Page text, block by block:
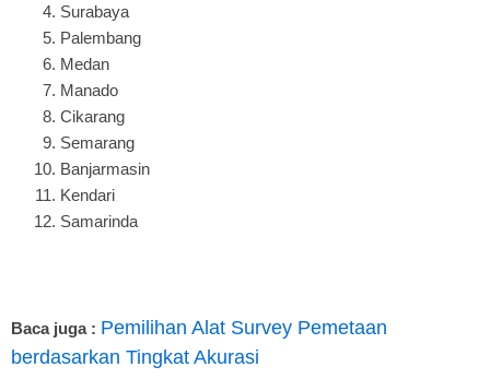
Surabaya
Palembang
Medan
Manado
Cikarang
Semarang
Banjarmasin
Kendari
Samarinda
Baca juga : Pemilihan Alat Survey Pemetaan
berdasarkan Tingkat Akurasi